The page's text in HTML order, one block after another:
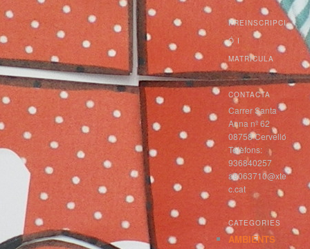
PREINSCRIPCI
Ó I
MATRÍCULA
CONTACTA
Carrer Santa
Anna nº 62
08758 Cervelló
Telèfons:
936840257
a8063710@xte
c.cat
CATEGORIES
AMBIENTS